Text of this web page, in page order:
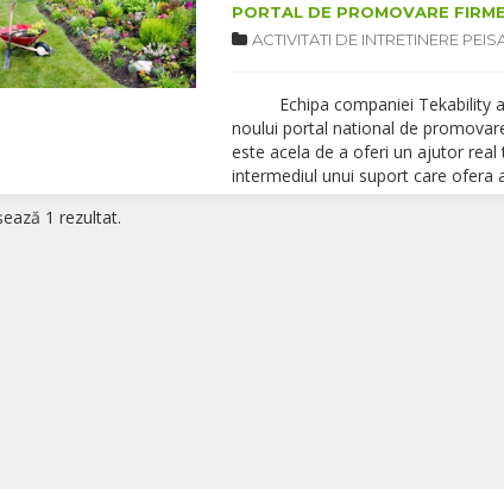
PORTAL DE PROMOVARE
ACTIVITATI DE INTRETINERE
Echipa companiei Tekability
noului portal national de
este acela de a oferi un ajutor
intermediul unui suport care ofera
1 rezultat.